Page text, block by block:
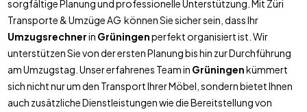
sorgfältige Planung und professionelle Unterstützung. Mit Züri
Transporte & Umzüge AG können Sie sicher sein, dass Ihr
Umzugsrechnerin Grüningenperfekt organisiert ist. Wir
unterstützen Sie von der ersten Planung bis hin zur Durchführung
am Umzugstag. Unser erfahrenes Team in Grüningenkümmert
sich nicht nur um den Transport Ihrer Möbel, sondern bietet Ihnen
auch zusätzliche Dienstleistungen wie die Bereitstellung von